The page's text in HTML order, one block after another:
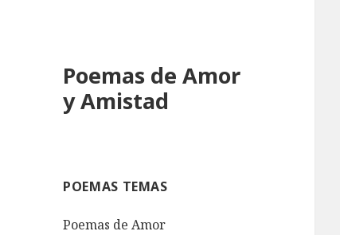
Poemas de Amor
y Amistad
POEMAS TEMAS
Poemas de Amor